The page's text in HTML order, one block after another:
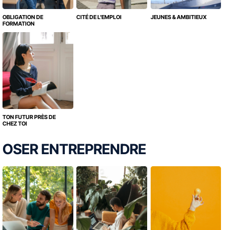
OBLIGATION DE
FORMATION
CITÉ DE L'EMPLOI JEUNES & AMBITIEUX
TON FUTUR PRÈS DE
CHEZ TOI
OSER ENTREPRENDRE